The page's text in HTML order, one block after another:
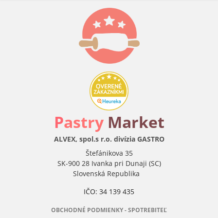
Pastry Market
ALVEX, spol.s r.o. divízia GASTRO
Štefánikova 35
SK-900 28 Ivanka pri Dunaji (SC)
Slovenská Republika
IČO: 34 139 435
OBCHODNÉ PODMIENKY - SPOTREBITEĽ